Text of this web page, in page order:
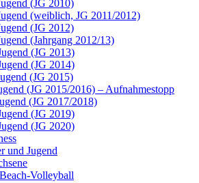
(JG 2010)
(weiblich, JG 2011/2012)
(JG 2012)
(Jahrgang 2012/13)
(JG 2013)
(JG 2014)
(JG 2015)
(JG 2015/2016) – Aufnahmestopp
(JG 2017/2018)
(JG 2019)
(JG 2020)
und Jugend
Volleyball